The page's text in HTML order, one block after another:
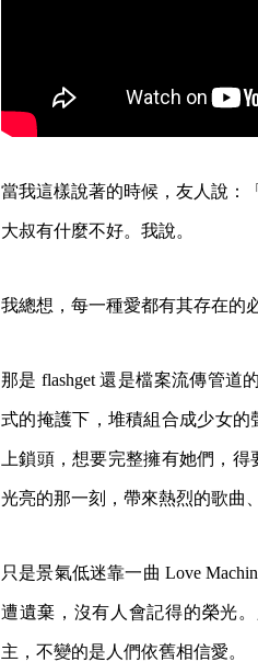
當我這樣說著的時候，友人說：
大叔有什麼不好。我說。
我總想，每一種愛都有其存在的
那是 flashget 還是檔案流傳管道
式的掩護下，堆積組合成少女的
上鎖頭，想要完整擁有她們，
光亮的那一刻，帶來熱烈的歌曲
只是景氣低迷靠一曲 Love
遭遺棄，沒有人會記得的榮光
主，不變的是人們依舊相信愛。